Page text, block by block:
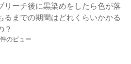
リーチ後に黒染めをしたら色が落
るまでの期間はどれくらいかかる
？
のビュー